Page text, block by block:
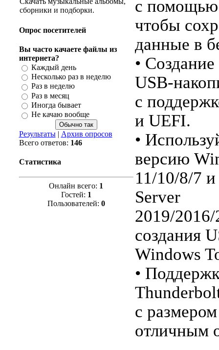
сборники и подборки.
Опрос посетителей
Вы часто качаете файлы из
интернета?
Каждый день
Несколько раз в неделю
Раз в неделю
Раз в месяц
Иногда бывает
Не качаю вообще
Результаты| Архив опросов
Всего ответов: 146
Статистика
Онлайн всего: 1
Гостей: 1
Пользователей: 0
с
чтобы
данные в
•
USB-
с
и UEFI.
•
версию
11/10/8/7
Server
2019/
создания
Windows
•
с
отличным